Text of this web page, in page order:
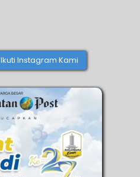
Ikuti Instagram Kami